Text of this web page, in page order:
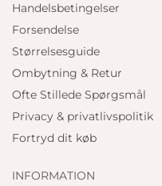
Handelsbetingelser
Forsendelse
Størrelsesguide
Ombytning & Retur
Ofte Stillede Spørgsmål
Privacy & privatlivspolitik
Fortryd dit køb
INFORMATION